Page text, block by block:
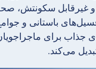
سکونتش،
باستانی و
جذاب برای
می‌کند.